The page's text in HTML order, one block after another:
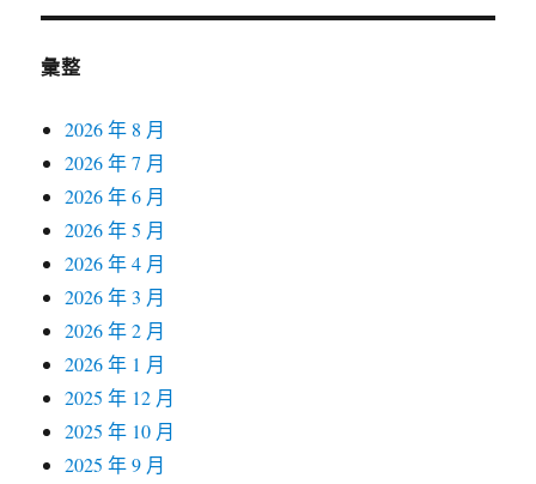
彙整
2026 年 8 月
2026 年 7 月
2026 年 6 月
2026 年 5 月
2026 年 4 月
2026 年 3 月
2026 年 2 月
2026 年 1 月
2025 年 12 月
2025 年 10 月
2025 年 9 月